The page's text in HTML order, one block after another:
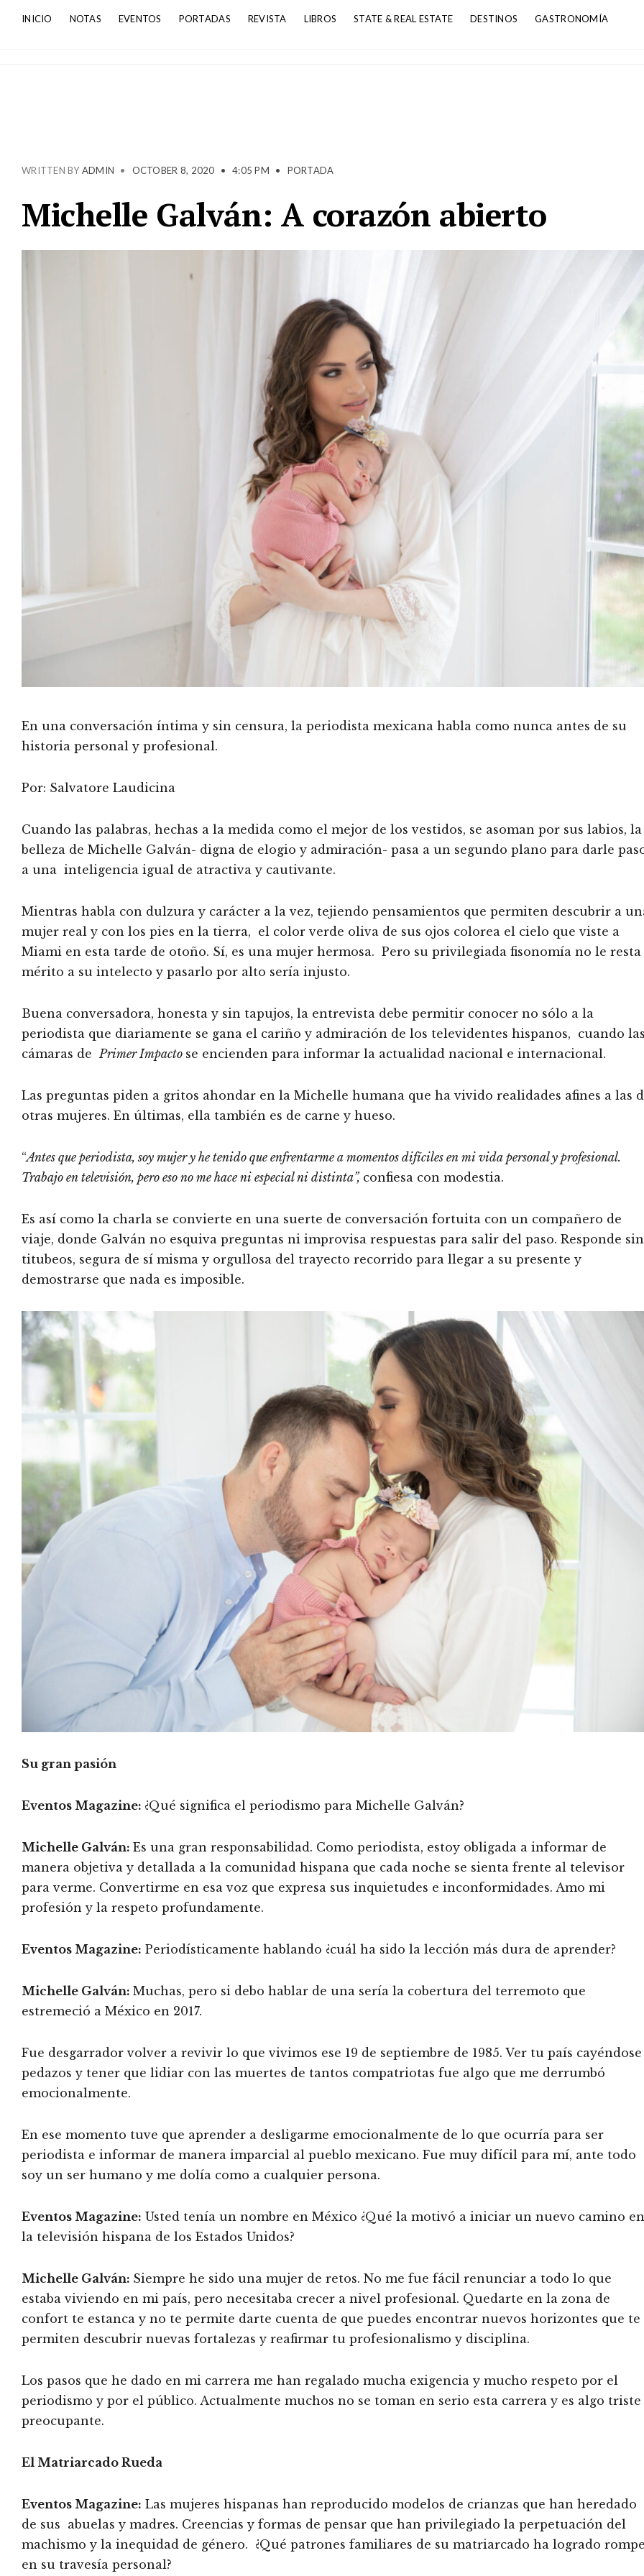
INICIO NOTAS EVENTOS PORTADAS REVISTA LIBROS STATE & REAL ESTATE DESTINOS GASTRONOMÍA
WRITTEN BY ADMIN • OCTOBER 8, 2020 • 4:05 PM • PORTADA
Michelle Galván: A corazón abierto
En una conversación íntima y sin censura, la periodista mexicana habla como nunca antes de su
historia personal y profesional.
Por: Salvatore Laudicina
Cuando las palabras, hechas a la medida como el mejor de los vestidos, se asoman por sus labios, la
belleza de Michelle Galván- digna de elogio y admiración- pasa a un segundo plano para darle
a una inteligencia igual de atractiva y cautivante.
Mientras habla con dulzura y carácter a la vez, tejiendo pensamientos que permiten descubrir a
mujer real y con los pies en la tierra, el color verde oliva de sus ojos colorea el cielo que viste a
Miami en esta tarde de otoño. Sí, es una mujer hermosa. Pero su privilegiada fisonomía no le resta
mérito a su intelecto y pasarlo por alto sería injusto.
Buena conversadora, honesta y sin tapujos, la entrevista debe permitir conocer no sólo a la
periodista que diariamente se gana el cariño y admiración de los televidentes hispanos, cuando
cámaras de Primer Impacto se encienden para informar la actualidad nacional e internacional.
Las preguntas piden a gritos ahondar en la Michelle humana que ha vivido realidades afines a las
otras mujeres. En últimas, ella también es de carne y hueso.
“Antes que periodista, soy mujer y he tenido que enfrentarme a momentos difíciles en mi vida personal y profesional.
Trabajo en televisión, pero eso no me hace ni especial ni distinta”, confiesa con modestia.
Es así como la charla se convierte en una suerte de conversación fortuita con un compañero de
viaje, donde Galván no esquiva preguntas ni improvisa respuestas para salir del paso. Responde sin
titubeos, segura de sí misma y orgullosa del trayecto recorrido para llegar a su presente y
demostrarse que nada es imposible.
Su gran pasión
Eventos Magazine: ¿Qué significa el periodismo para Michelle Galván?
Michelle Galván: Es una gran responsabilidad. Como periodista, estoy obligada a informar de
manera objetiva y detallada a la comunidad hispana que cada noche se sienta frente al televisor
para verme. Convertirme en esa voz que expresa sus inquietudes e inconformidades. Amo mi
profesión y la respeto profundamente.
Eventos Magazine: Periodísticamente hablando ¿cuál ha sido la lección más dura de aprender?
Michelle Galván: Muchas, pero si debo hablar de una sería la cobertura del terremoto que
estremeció a México en 2017.
Fue desgarrador volver a revivir lo que vivimos ese 19 de septiembre de 1985. Ver tu país cayéndose
pedazos y tener que lidiar con las muertes de tantos compatriotas fue algo que me derrumbó
emocionalmente.
En ese momento tuve que aprender a desligarme emocionalmente de lo que ocurría para ser
periodista e informar de manera imparcial al pueblo mexicano. Fue muy difícil para mí, ante todo
soy un ser humano y me dolía como a cualquier persona.
Eventos Magazine: Usted tenía un nombre en México ¿Qué la motivó a iniciar un nuevo camino en
la televisión hispana de los Estados Unidos?
Michelle Galván: Siempre he sido una mujer de retos. No me fue fácil renunciar a todo lo que
estaba viviendo en mi país, pero necesitaba crecer a nivel profesional. Quedarte en la zona de
confort te estanca y no te permite darte cuenta de que puedes encontrar nuevos horizontes que te
permiten descubrir nuevas fortalezas y reafirmar tu profesionalismo y disciplina.
Los pasos que he dado en mi carrera me han regalado mucha exigencia y mucho respeto por el
periodismo y por el público. Actualmente muchos no se toman en serio esta carrera y es algo triste
preocupante.
El Matriarcado Rueda
Eventos Magazine: Las mujeres hispanas han reproducido modelos de crianzas que han heredado
de sus abuelas y madres. Creencias y formas de pensar que han privilegiado la perpetuación del
machismo y la inequidad de género. ¿Qué patrones familiares de su matriarcado ha logrado
en su travesía personal?